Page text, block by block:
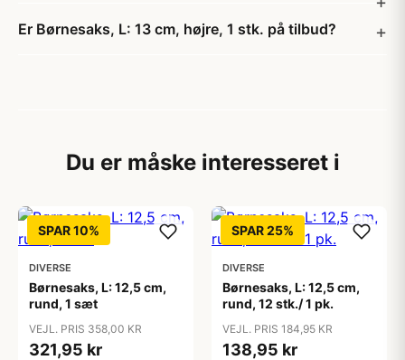
Er Børnesaks, L: 13 cm, højre, 1 stk. på tilbud?
Du er måske interesseret i
SPAR 10%
DIVERSE
Børnesaks, L: 12,5 cm,
rund, 1 sæt
VEJL. PRIS 358,00 KR
321,95 kr
SPAR 25%
DIVERSE
Børnesaks, L: 12,5 cm,
rund, 12 stk./ 1 pk.
VEJL. PRIS 184,95 KR
138,95 kr